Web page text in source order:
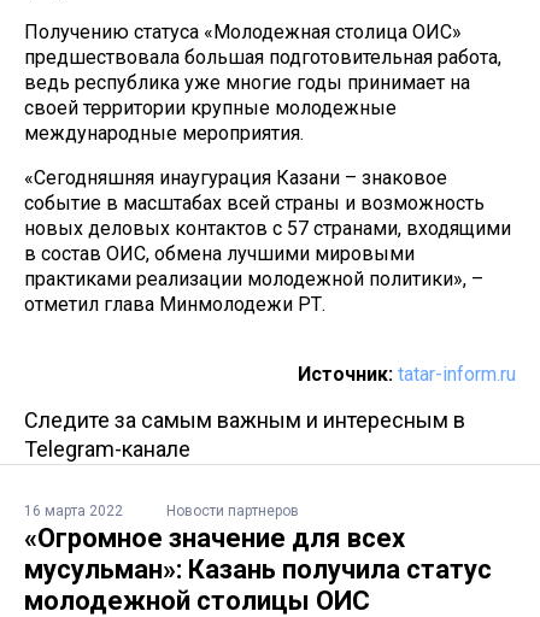
Получению статуса «Молодежная столица ОИС»
предшествовала большая подготовительная работа,
ведь республика уже многие годы принимает на
своей территории крупные молодежные
международные мероприятия.
«Сегодняшняя инаугурация Казани – знаковое
событие в масштабах всей страны и возможность
новых деловых контактов с 57 странами, входящими
в состав ОИС, обмена лучшими мировыми
практиками реализации молодежной политики», –
отметил глава Минмолодежи РТ.
Источник: tatar-inform.ru
Следите за самым важным и интересным в
Telegram-канале
16 марта 2022 Новости партнеров
«Огромное значение для всех
мусульман»: Казань получила статус
молодежной столицы ОИС